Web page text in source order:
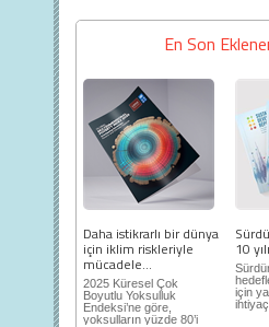
En Son
Daha istikrarlı bir dünya
için iklim riskleriyle
mücadele...
2025 Küresel Çok
Boyutlu Yoksulluk
Endeksi’ne göre,
yoksulların yüzde 80’i
10
için